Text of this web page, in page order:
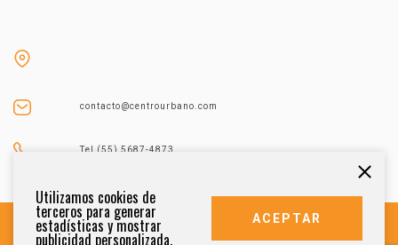
contacto@centrourbano.com
Tel (55) 5687-4873
Utilizamos cookies de
terceros para generar
estadísticas y mostrar
publicidad personalizada.
ACEPTAR